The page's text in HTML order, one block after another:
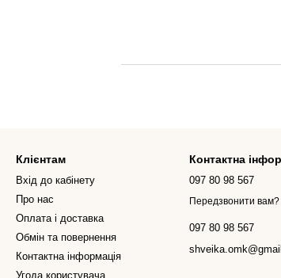
Клієнтам
Вхід до кабінету
Про нас
Оплата і доставка
Обмін та повернення
Контактна інформація
Угода користувача
Контактна
097 80 98 567
Передзвонити вам?
097 80 98 567